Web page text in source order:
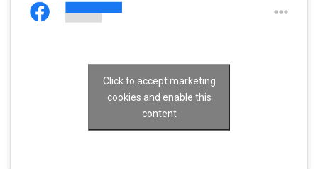
Click to accept marketing
cookies and enable this
content